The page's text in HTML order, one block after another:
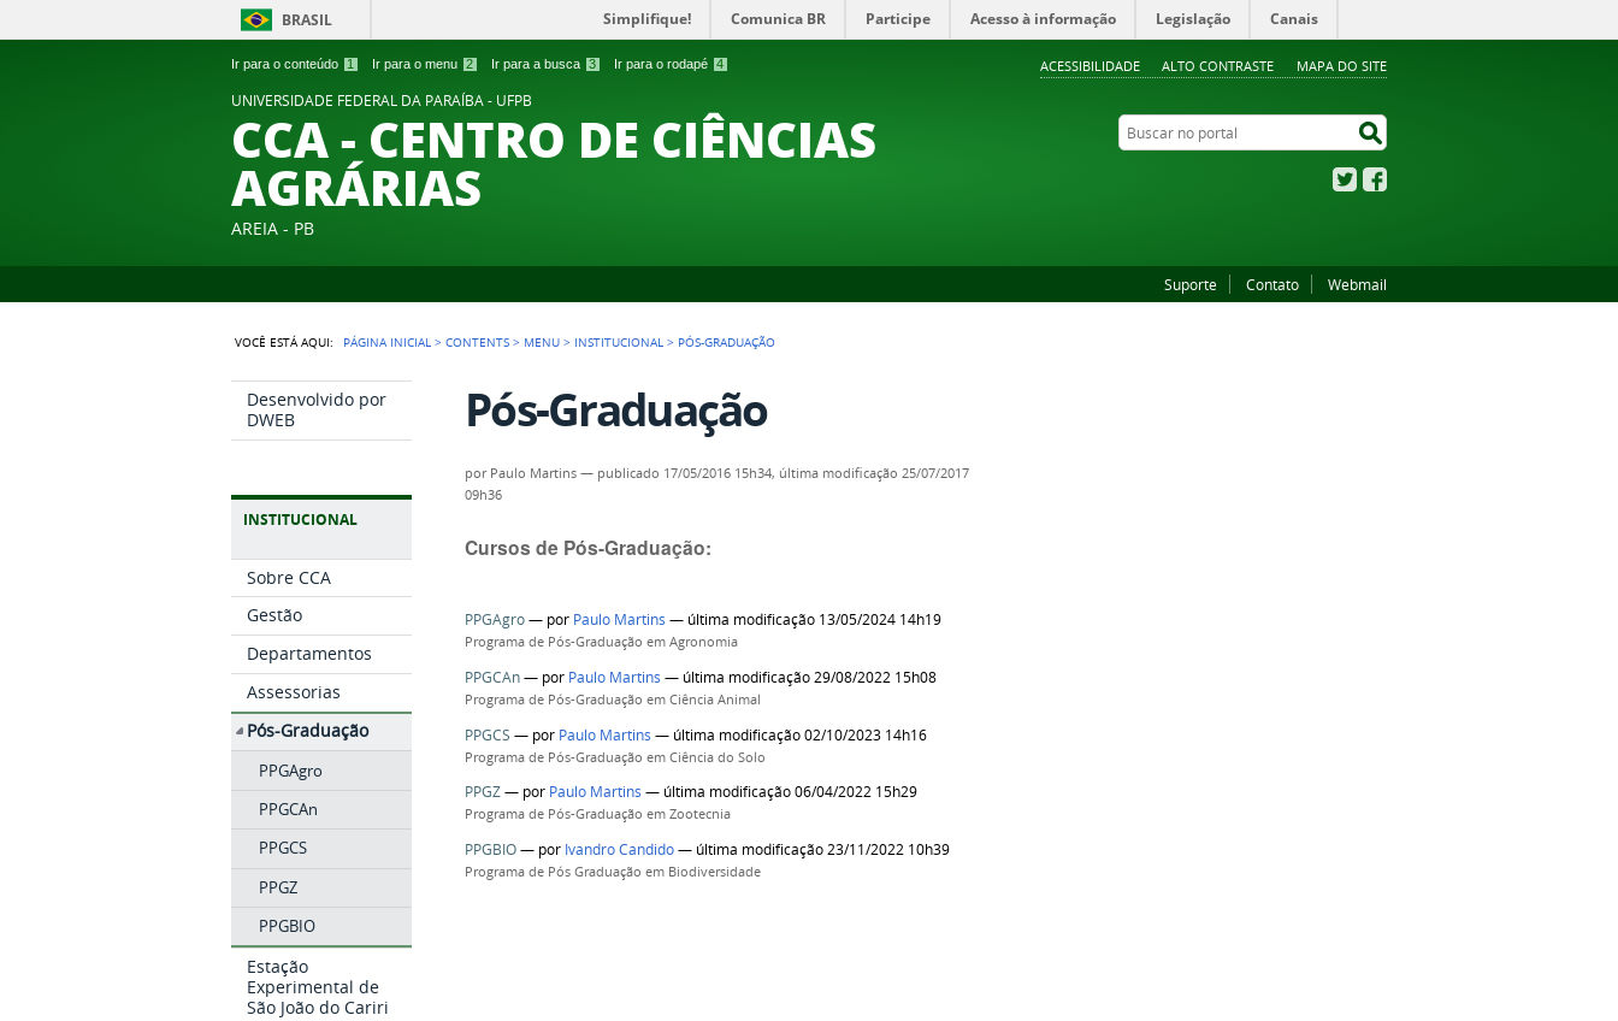
Ir para o conteúdo 1 Ir para o menu 2 Ir para a busca 3 Ir para o rodapé 4 ACESSIBILIDADE ALTO CONTRASTE MAPA DO SITE
BRASIL Simplifique! Comunica BR Participe Acesso à informação Legislação Canais
UNIVERSIDADE FEDERAL DA PARAÍBA - UFPB
CCA - CENTRO DE CIÊNCIAS
AGRÁRIAS
AREIA - PB
Buscar no portal
Twitter
Suporte Contato Webmail
VOCÊ ESTÁ AQUI: PÁGINA INICIAL >CONTENTS > MENU > INSTITUCIONAL > PÓS-GRADUAÇÃO
Desenvolvido por
DWEB
INSTITUCIONAL
Sobre CCA
Gestão
Departamentos
Assessorias
Pós-Graduação
PPGAgro
PPGCAn
PPGCS
PPGZ
PPGBIO
Estação
Experimental de
São João do Cariri
Pós-Graduação
por Paulo Martins — publicado 17/05/2016 15h34, última modificação 25/07/2017
09h36
Cursos de Pós-Graduação:
PPGAgro— por Paulo Martins — última modificação 13/05/2024 14h19
Programa de Pós-Graduação em Agronomia
PPGCAn— por Paulo Martins — última modificação 29/08/2022 15h08
Programa de Pós-Graduação em Ciência Animal
PPGCS — por Paulo Martins — última modificação 02/10/2023 14h16
Programa de Pós-Graduação em Ciência do Solo
PPGZ— por Paulo Martins — última modificação 06/04/2022 15h29
Programa de Pós-Graduação em Zootecnia
PPGBIO— por Ivandro Candido— última modificação 23/11/2022 10h39
Programa de Pós Graduação em Biodiversidade